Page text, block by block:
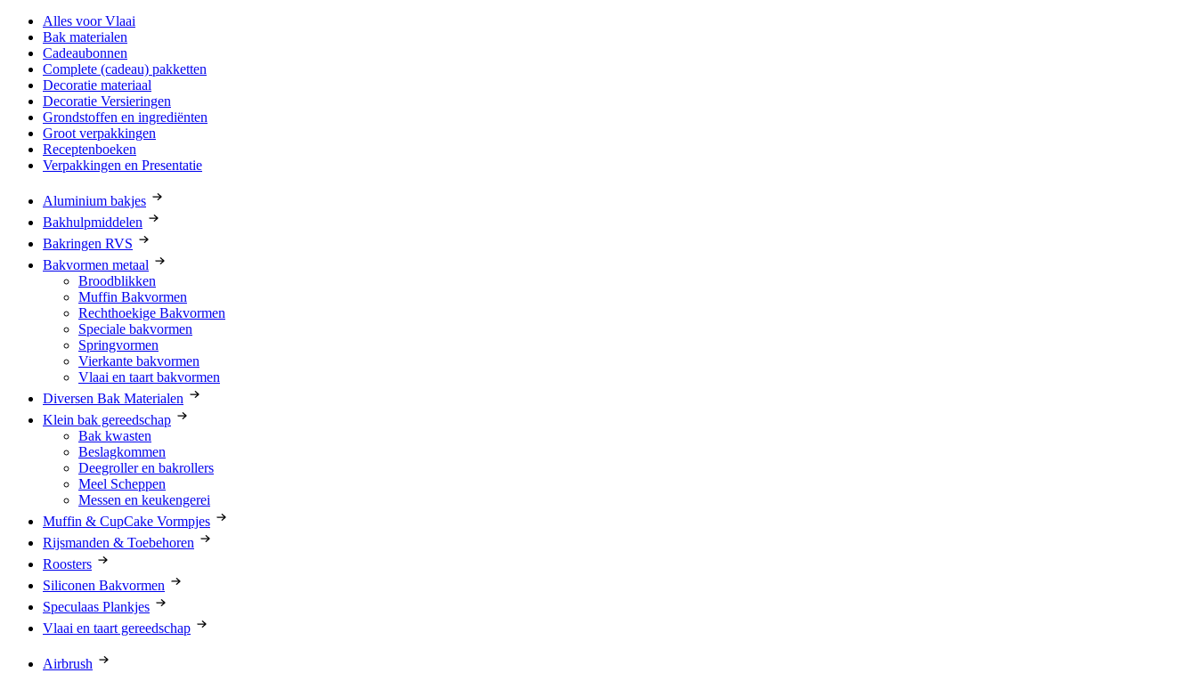
Alles voor Vlaai
Bak materialen
Cadeaubonnen
Complete (cadeau) pakketten
Decoratie materiaal
Decoratie Versieringen
Grondstoffen en ingrediënten
Groot verpakkingen
Receptenboeken
Verpakkingen en Presentatie
Aluminium bakjes
Bakhulpmiddelen
Bakringen RVS
Bakvormen metaal
Broodblikken
Muffin Bakvormen
Rechthoekige Bakvormen
Speciale bakvormen
Springvormen
Vierkante bakvormen
Vlaai en taart bakvormen
Diversen Bak Materialen
Klein bak gereedschap
Bak kwasten
Beslagkommen
Deegroller en bakrollers
Meel Scheppen
Messen en keukengerei
Muffin & CupCake Vormpjes
Rijsmanden & Toebehoren
Roosters
Siliconen Bakvormen
Speculaas Plankjes
Vlaai en taart gereedschap
Airbrush